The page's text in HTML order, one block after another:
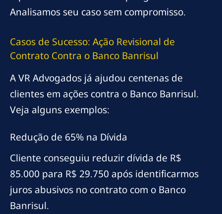
Analisamos seu caso sem compromisso.
Casos de Sucesso: Ação Revisional de
Contrato Contra o Banco Banrisul
A VR Advogados já ajudou centenas de
clientes em ações contra o Banco Banrisul.
Veja alguns exemplos:
Redução de 65% na Dívida
Cliente conseguiu reduzir dívida de R$
85.000 para R$ 29.750 após identificarmos
juros abusivos no contrato com o Banco
Banrisul.